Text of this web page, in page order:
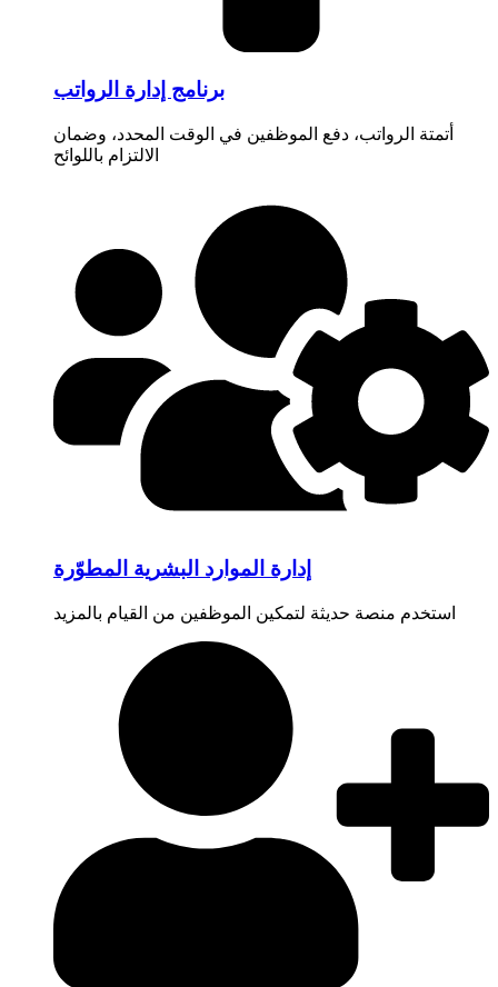
برنامج إدارة الرواتب
أتمتة الرواتب، دفع الموظفين في الوقت المحدد، وضمان
الالتزام باللوائح
إدارة الموارد البشرية المطوّرة
استخدم منصة حديثة لتمكين الموظفين من القيام بالمزيد